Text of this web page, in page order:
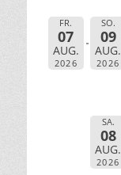
FR.
07
AUG.
2026
SO.
09
AUG.
2026
SA.
08
AUG.
2026